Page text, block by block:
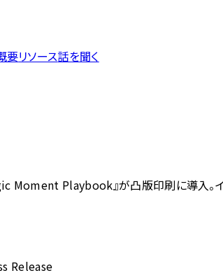
要リソース話を聞く
Moment Playbook』が凸版印刷に導入。
Release